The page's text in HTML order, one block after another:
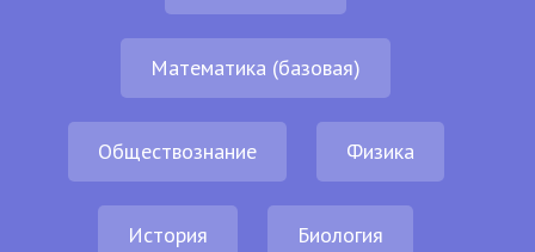
Математика (базовая)
Обществознание Физика
История Биология